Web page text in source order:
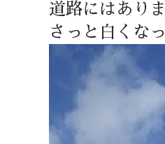
道路にはあり
さっと白くな